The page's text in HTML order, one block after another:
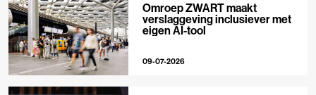
Omroep ZWART maakt
verslaggeving inclusiever met
eigen AI-tool
09-07-2026